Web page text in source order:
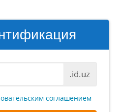
.id.uz
соглашением